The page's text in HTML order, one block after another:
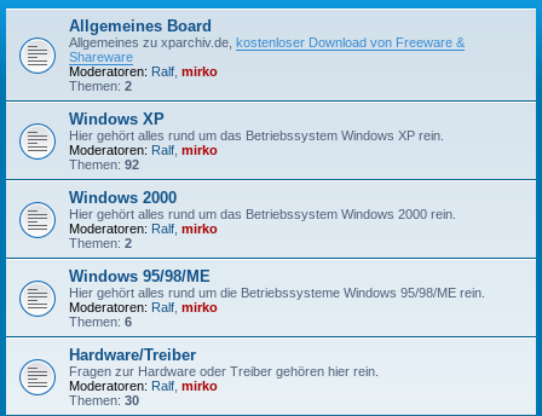
Allgemeines Board
Allgemeines zu xparchiv.de, kostenloser Download von Freeware &
Shareware
Moderatoren: Ralf mirko
Themen: 2
Windows XP
Hier gehört alles rund um das Betriebssystem Windows XP rein.
Moderatoren: Ralf mirko
Themen: 92
Windows 2000
Hier gehört alles rund um das Betriebssystem Windows 2000 rein.
Moderatoren: Ralf mirko
Themen: 2
Windows 95/98/ME
Hier gehört alles rund um die Betriebssysteme Windows 95/98/ME rein.
Moderatoren: Ralf mirko
Themen: 6
Hardware/Treiber
Fragen zur Hardware oder Treiber gehören hier rein.
Moderatoren: Ralf mirko
Themen: 30